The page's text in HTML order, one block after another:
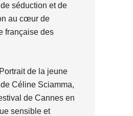
séduction et de
au cœur de
française des
de la jeune
Céline Sciamma,
de Cannes en
sensible et